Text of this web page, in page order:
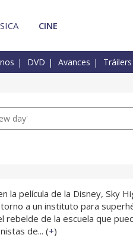
CINE
DVD Avances Tráilers
day'
película de la Disney, Sky
a un instituto para
rebelde de la escuela que
de... (+)